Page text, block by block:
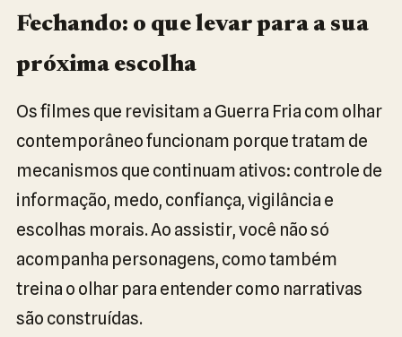
Fechando: o que levar para a sua
próxima escolha
Os filmes que revisitam a Guerra Fria com olhar
contemporâneo funcionam porque tratam de
mecanismos que continuam ativos: controle de
informação, medo, confiança, vigilância e
escolhas morais. Ao assistir, você não só
acompanha personagens, como também
treina o olhar para entender como narrativas
são construídas.